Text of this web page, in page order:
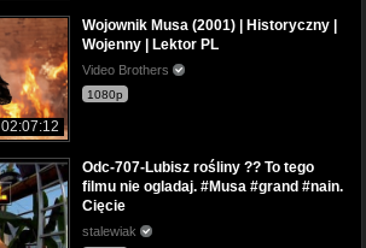
02:07:12
Wojownik Musa (2001) | Historyczny |
Wojenny | Lektor PL
Video Brothers
1080p
Odc-707-Lubisz rośliny ?? To tego
filmu nie ogladaj. #Musa #grand #nain.
Cięcie
stalewiak